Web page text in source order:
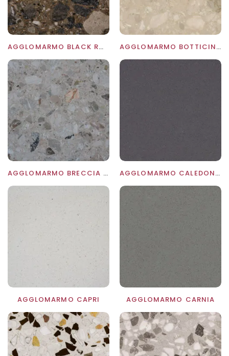
AGGLOMARMO BLACK ROYAL AGGLOMARMO BOTTICINO
AGGLOMARMO BRECCIA AURORA AGGLOMARMO CALEDONIA
AGGLOMARMO CAPRI AGGLOMARMO CARNIA